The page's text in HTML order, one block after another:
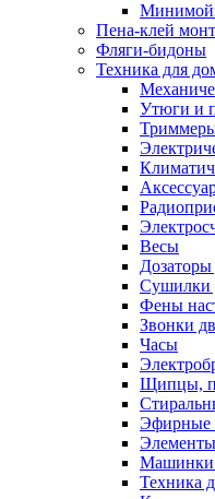
Пена-клей
Фляги-бидоны
Техника для
Утюги и
Весы
Сушилки
Фены
Звонки
Часы
Щипцы,
Эфирные
Машинки
Техника